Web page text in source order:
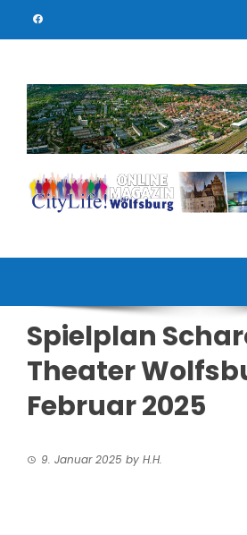
Spielplan
Theater
Februar 2025
9. Januar 2025 by H.H.